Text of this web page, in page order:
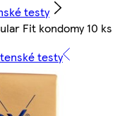
testy
Fit kondomy 10 ks
testy